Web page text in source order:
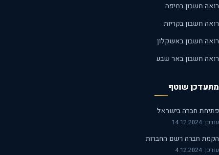
חשבון בחיפה
חשבון בקריות
חשבון באשקלון
חשבון באר שבע
שוטף
חברה בישראל
חברה רשם החברות